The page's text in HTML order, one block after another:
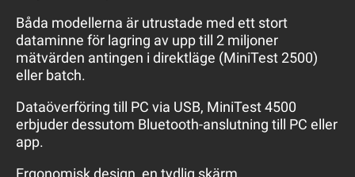
Båda modellerna är utrustade med ett stort
dataminne för lagring av upp till 2 miljoner
mätvärden antingen i direktläge (MiniTest 2500)
eller batch.
Dataöverföring till PC via USB, MiniTest 4500
erbjuder dessutom Bluetooth-anslutning till PC eller
app.
Ergonomisk design, en tydlig skärm,